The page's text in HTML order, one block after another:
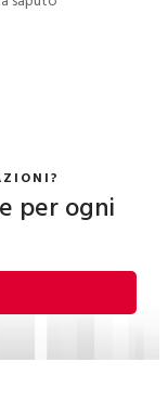
per ogni